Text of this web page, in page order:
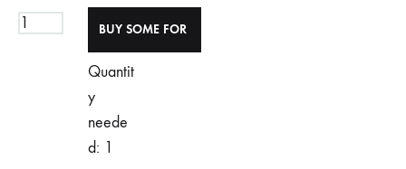
Quantit
y
neede
d: 1